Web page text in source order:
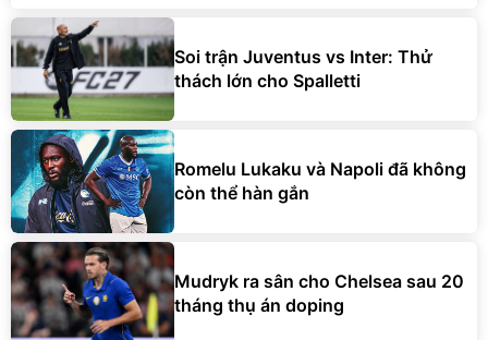
Soi trận Juventus vs Inter: Thử
thách lớn cho Spalletti
Romelu Lukaku và Napoli đã không
còn thể hàn gắn
Mudryk ra sân cho Chelsea sau 20
tháng thụ án doping